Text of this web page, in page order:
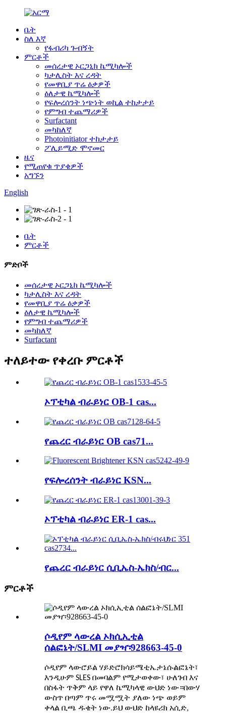
ቤት
ስለ እኛ
የፋብሪካ ጉብኝት
ምርቶች
መሰረታዊ ኦርጋኒክ ኬሚካሎች
ካታሊስት እና ረዳት
የመዋቢያ ጥሬ ዕቃዎች
ዕለታዊ ኬሚካሎች
የፍሎረሰንት ነጭነት ወኪል ተከታታይ
የምግብ ተጨማሪዎች
Surfactant
መካከለኛ
Photoinitiator ተከታታይ
ፖሊይሚድ ሞኖመር
ዜና
የሚጠየቁ ጥያቄዎች
አግኙን
English
ቤት
ምርቶች
ምድቦች
መሰረታዊ ኦርጋኒክ ኬሚካሎች
ካታሊስት እና ረዳት
የመዋቢያ ጥሬ ዕቃዎች
ዕለታዊ ኬሚካሎች
የምግብ ተጨማሪዎች
መካከለኛ
Surfactant
ተለይተው የቀረቡ ምርቶች
ኦፕቲካል ብራይነር OB-1 cas...
የጨረር ብራይነር OB cas71...
የፍሎረሰንት ብራይነር KSN...
ኦፕቲካል ብራይነር ER-1 cas...
የጨረር ብራይነር ሲቢኤስ-ኤክስ/ብር...
ምርቶች
ሶዲየም ላውረል ኦክሲኢቲል
ሰልፎኔት/SLMI መያዣ፡928663-45-0
ሶዲየም ላውሮይል ሃይድሮክሳይሜቲኤታኔሱልፎኔት፣
እንዲሁም SLES በመባልም የሚታወቀው፣ ሁለገብ እና
በስፋት ጥቅም ላይ የዋለ ኬሚካላዊ ውህድ ነው።በውሃ
ውስጥ በጣም ጥሩ መሟሟት ያለው ነጭ ወይም
ቀላል ቢጫ ዱቄት ነው.ይህ ውህድ ከላዩሪክ አሲድ,